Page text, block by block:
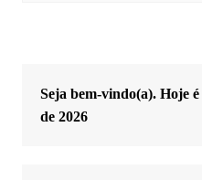
Seja bem-vindo(a). Hoje é
de 2026